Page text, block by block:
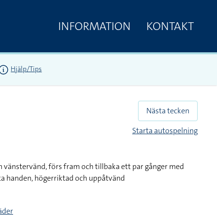
INFORMATION KONTAKT
Hjälp/Tips
Nästa tecken
Starta autospelning
förs fram och tillbaka ett par gånger med
handen, högerriktad och uppåtvänd